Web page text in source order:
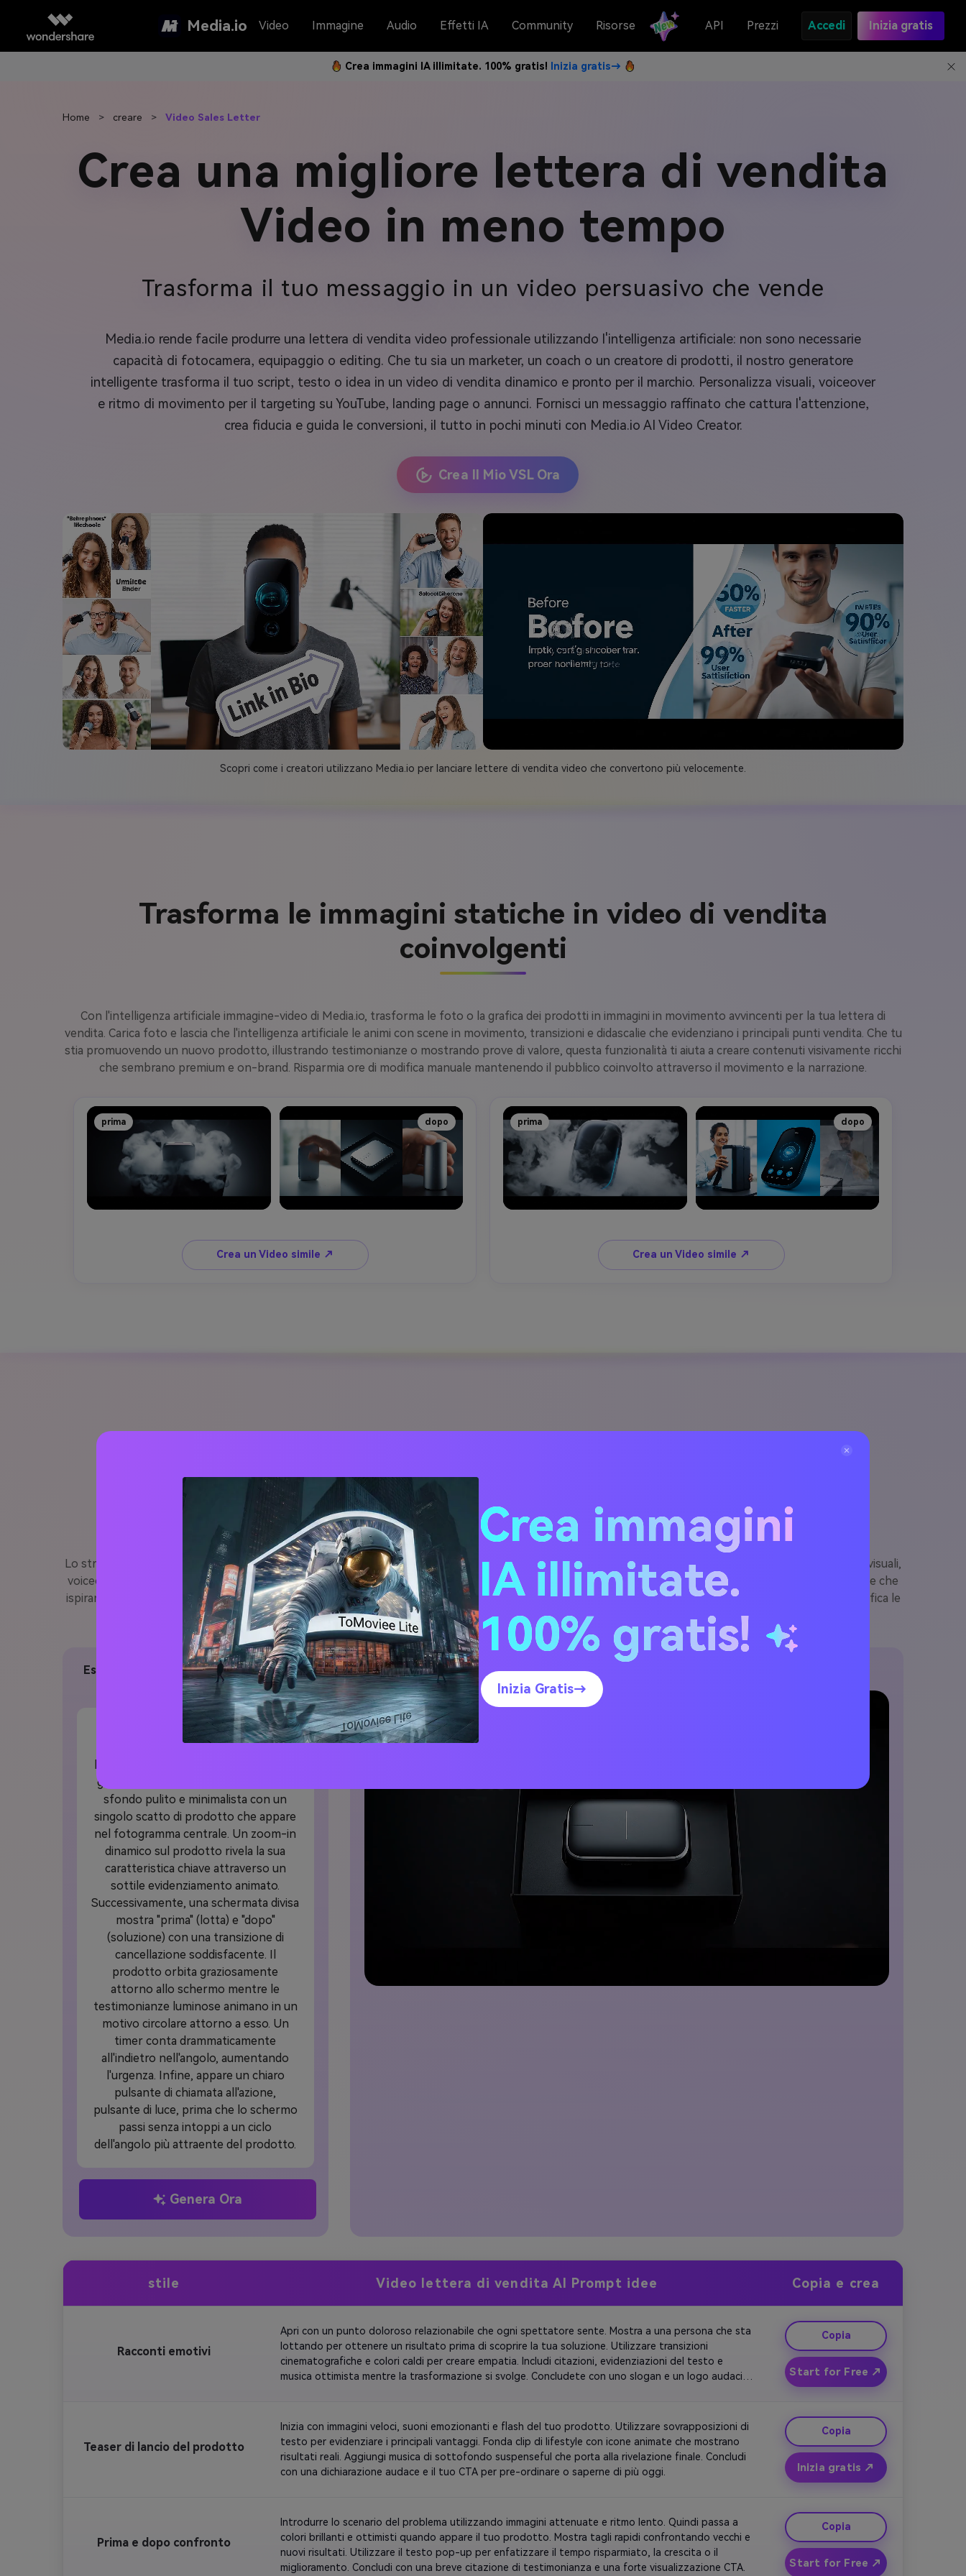
Media.io Video Immagine Audio Effetti IA Community Risorse API Prezzi Accedi Inizia gratis
Crea immagini IA illimitate. 100% gratis! Inizia gratis→
Home > creare > Video Sales Letter
Crea una migliore lettera di vendita
Video in meno tempo
Trasforma il tuo messaggio in un video persuasivo che vende
Media.io rende facile produrre una lettera di vendita video professionale utilizzando l'intelligenza artificiale: non sono necessarie
capacità di fotocamera, equipaggio o editing. Che tu sia un marketer, un coach o un creatore di prodotti, il nostro generatore
intelligente trasforma il tuo script, testo o idea in un video di vendita dinamico e pronto per il marchio. Personalizza visuali, voiceover
e ritmo di movimento per il targeting su YouTube, landing page o annunci. Fornisci un messaggio raffinato che cattura l'attenzione,
crea fiducia e guida le conversioni, il tutto in pochi minuti con Media.io AI Video Creator.
Crea Il Mio VSL Ora
Scopri come i creatori utilizzano Media.io per lanciare lettere di vendita video che convertono più velocemente.
Trasforma le immagini statiche in video di vendita
coinvolgenti
Con l'intelligenza artificiale immagine-video di Media.io, trasforma le foto o la grafica dei prodotti in immagini in movimento avvincenti per la tua lettera di
vendita. Carica foto e lascia che l'intelligenza artificiale le animi con scene in movimento, transizioni e didascalie che evidenziano i principali punti vendita. Che tu
stia promuovendo un nuovo prodotto, illustrando testimonianze o mostrando prove di valore, questa funzionalità ti aiuta a creare contenuti visivamente ricchi
che sembrano premium e on-brand. Risparmia ore di modifica manuale mantenendo il pubblico coinvolto attraverso il movimento e la narrazione.
prima dopo
Crea un Video simile ↗
prima dopo
Crea un Video simile ↗
Trasforma il tuo copione o testo in una lettera di vendita
Lo strumento di testo-video AI di Media.io trasforma la tua sceneggiatura scritta in una lettera di vendita video pronta per la pubblicazione, completa di visuali,
voiceover e musica. Basta incollare la tua copia e guardare l'intelligenza artificiale interpretare il tono, l'umore e il flusso di messaggi in immagini persuasive che
ispirano l'azione. Perfetto per imprenditori, agenzie e content marketer, assicura che il tuo messaggio si distingua con chiarezza e impatto emotivo. Modifica le
scene, modifica lo stile vocale e scarica nel formato adatto alla tua campagna.
Esempio di Prompt AI per la creazione di
VSL
Inizia con un montaggio rapido dei
punti dolorosi comuni dei clienti che
grassetto e glitchy. Transizione a uno
sfondo pulito e minimalista con un
singolo scatto di prodotto che appare
nel fotogramma centrale. Un zoom-in
dinamico sul prodotto rivela la sua
caratteristica chiave attraverso un
sottile evidenziamento animato.
Successivamente, una schermata divisa
mostra "prima" (lotta) e "dopo"
(soluzione) con una transizione di
cancellazione soddisfacente. Il
prodotto orbita graziosamente
attorno allo schermo mentre le
testimonianze luminose animano in un
motivo circolare attorno a esso. Un
timer conta drammaticamente
all'indietro nell'angolo, aumentando
l'urgenza. Infine, appare un chiaro
pulsante di chiamata all'azione,
pulsante di luce, prima che lo schermo
passi senza intoppi a un ciclo
dell'angolo più attraente del prodotto.
Genera Ora
Trasforma la tua Idea in un Video persuasivo
stile Video lettera di vendita AI Prompt idee Copia e crea
Racconti emotivi
Apri con un punto doloroso relazionabile che ogni spettatore sente. Mostra a una persona che sta
lottando per ottenere un risultato prima di scoprire la tua soluzione. Utilizzare transizioni
cinematografiche e colori caldi per creare empatia. Includi citazioni, evidenziazioni del testo e
musica ottimista mentre la trasformazione si svolge. Concludete con uno slogan e un logo audaci,
Copia
Start for Free ↗
Teaser di lancio del prodotto
Inizia con immagini veloci, suoni emozionanti e flash del tuo prodotto. Utilizzare sovrapposizioni di
testo per evidenziare i principali vantaggi. Fonda clip di lifestyle con icone animate che mostrano
risultati reali. Aggiungi musica di sottofondo suspenseful che porta alla rivelazione finale. Concludi
con una dichiarazione audace e il tuo CTA per pre-ordinare o saperne di più oggi.
Copia
Inizia gratis ↗
Prima e dopo confronto
Introdurre lo scenario del problema utilizzando immagini attenuate e ritmo lento. Quindi passa a
colori brillanti e ottimisti quando appare il tuo prodotto. Mostra tagli rapidi confrontando vecchi e
nuovi risultati. Utilizzare il testo pop-up per enfatizzare il tempo risparmiato, la crescita o il
miglioramento. Concludi con una breve citazione di testimonianza e una forte visualizzazione CTA.
Copia
Start for Free ↗
Crea immagini
IA illimitate.
100% gratis!
Inizia Gratis→